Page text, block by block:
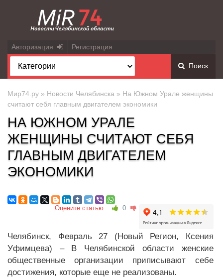
Авторизация Регистрация
Поиск
Мир74.ру » Новости Челябинска » На Южном Урале женщины
считают себя главным двигателем экономики
НА ЮЖНОМ УРАЛЕ
ЖЕНЩИНЫ СЧИТАЮТ СЕБЯ
ГЛАВНЫМ ДВИГАТЕЛЕМ
ЭКОНОМИКИ
Оцените статью: 0
Челябинск, Февраль 27 (Новый Регион, Ксения
Уфимцева) – В Челябинской области женские
общественные организации приписывают себе
достижения, которые еще не реализованы.